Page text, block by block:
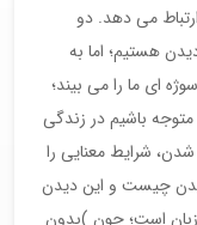
ارتباط می دهد. دو
هستیم؛ اما به
ای ما را می بیند؛
متوجه باشیم در زندگی
شرایط معنایی را
چیست و این دیدن
است؛ چون )بدون